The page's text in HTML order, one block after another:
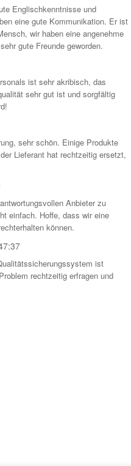
Englischkenntnisse und
eine gute Kommunikation. Er ist
wir haben eine angenehme
gute Freunde geworden.
ist sehr akribisch, das
sehr gut ist und sorgfältig
sehr schön. Einige Produkte
Lieferant hat rechtzeitig ersetzt,
Anbieter zu
einfach. Hoffe, dass wir eine
können.
ist
rechtzeitig erfragen und